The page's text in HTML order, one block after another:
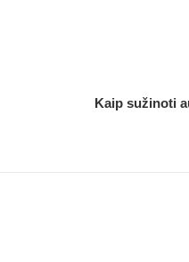
Kaip sužinoti